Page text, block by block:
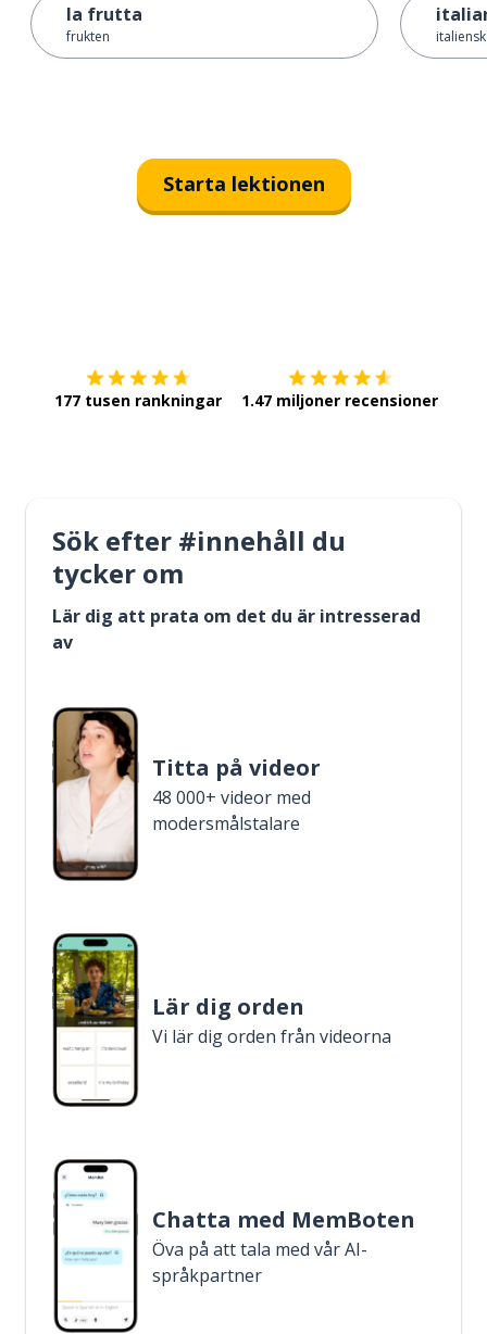
la frutta
frukten
Starta lektionen
177 tusen rankningar 1.47 miljoner recensioner
Sök efter #innehåll du
tycker om
Lär dig att prata om det du är intresserad
av
Titta på videor
48 000+ videor med
modersmålstalare
Lär dig orden
Vi lär dig orden från videorna
Chatta med MemBoten
Öva på att tala med vår AI-
språkpartner